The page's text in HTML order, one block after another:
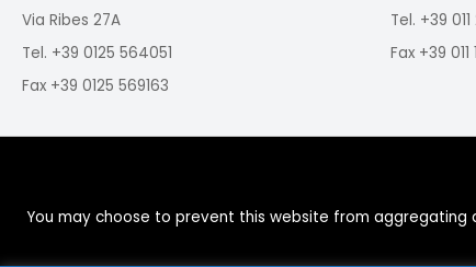
Via Ribes 27A
Tel. +39 0125 564051
Fax +39 0125 569163
Tel. +39
Fax +39 011
You may choose to prevent this website from